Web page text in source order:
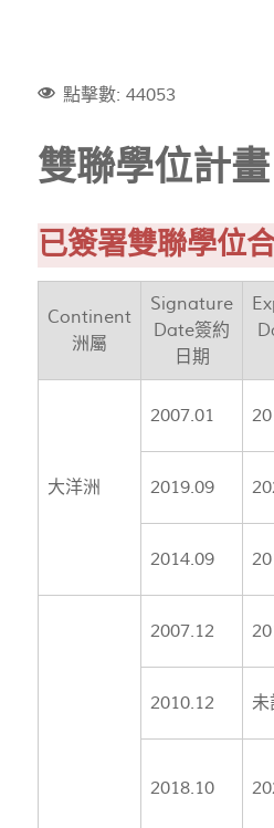
點擊數: 44053
雙聯學位計
已簽署雙聯學位
Continent
洲屬
Signature
Date簽約
日期
大洋洲
2007.01
2019.09
2014.09
2007.12
2010.12 未
2018.10